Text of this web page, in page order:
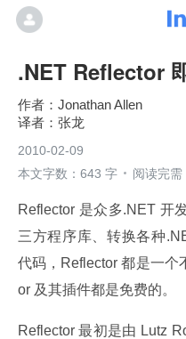
.NET Reflector
Jonathan Allen
张龙
2010-02-09
本文字数：643 字
阅读完需
Reflector 是众多.NET 开
三方程序库、转换各种
代码，Reflector 都是一个
or 及其插件都是免费的。
Reflector 最初是由 Lutz